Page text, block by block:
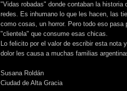
"Vidas robadas" donde contaban la historia
redes. Es inhumano lo que les hacen, las
como cosas, un horror. Pero todo eso pasa
"clientela" que consume esas chicas.
Lo felicito por el valor de escribir esta nota
dolor les causa a muchas familias
Susana Roldán
Ciudad de Alta Gracia